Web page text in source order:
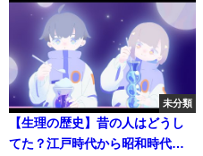
未分類
【生理の歴史】昔の人はどうし
てた？江戸時代から昭和時代ま